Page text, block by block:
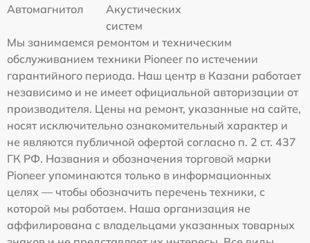
Автомагнитол
Акустических
систем
Мы занимаемся ремонтом и техническим
обслуживанием техники Pioneer по истечении
гарантийного периода. Наш центр в Казани работает
независимо и не имеет официальной авторизации от
производителя. Цены на ремонт, указанные на сайте,
носят исключительно ознакомительный характер и
не являются публичной офертой согласно п. 2 ст. 437
ГК РФ. Названия и обозначения торговой марки
Pioneer упоминаются только в информационных
целях — чтобы обозначить перечень техники, с
которой мы работаем. Наша организация не
аффилирована с владельцами указанных товарных